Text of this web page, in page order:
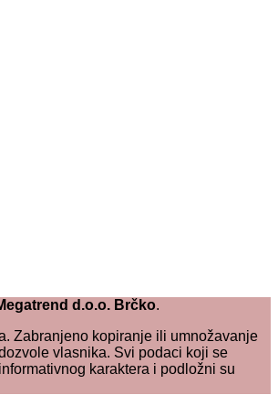
d.o.o. Brčko.
Zabranjeno kopiranje ili umnožavanje
vlasnika. Svi podaci koji se
karaktera i podložni su